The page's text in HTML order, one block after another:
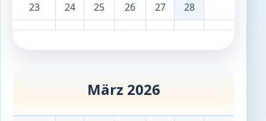
23
24 25 26 27 28
März 2026